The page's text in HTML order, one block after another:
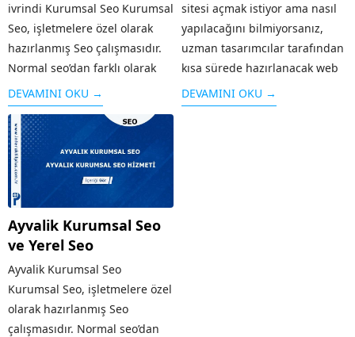
ivrindi Kurumsal Seo Kurumsal
Seo, işletmelere özel olarak
hazırlanmış Seo çalışmasıdır.
Normal seo’dan farklı olarak
işletmenin geniş kesimlere
ulaşması, firma tanıtımının
yapılması, sosyal medyanın
etkin olarak kullanılması gibi
özellikleri taşır. Alanında
faaliyet gösteren diğer rakip...
DEVAMINI OKU →
sitesi açmak istiyor ama nasıl
yapılacağını bilmiyorsanız,
uzman tasarımcılar tarafından
kısa sürede hazırlanacak web
tasarım hizmetinden
yararlanabilirsiniz. Bu hizmet
DEVAMINI OKU →
Ayvalik Kurumsal Seo
ve Yerel Seo
Ayvalik Kurumsal Seo
Kurumsal Seo, işletmelere özel
olarak hazırlanmış Seo
çalışmasıdır. Normal seo’dan